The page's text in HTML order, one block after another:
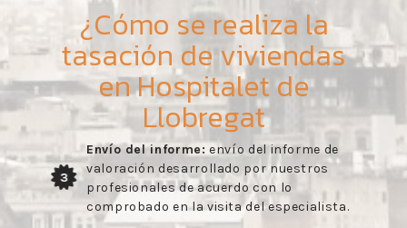
¿Cómo se realiza la
tasación de viviendas
en Hospitalet de
Llobregat
3
Envío del informe:envío del informe de
valoración desarrollado por nuestros
profesionales de acuerdo con lo
comprobado en la visita del especialista.